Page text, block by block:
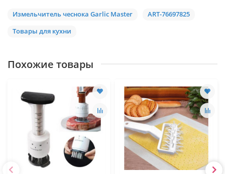
Измельчитель чеснока Garlic Master
ART-76697825
Товары для кухни
Похожие товары